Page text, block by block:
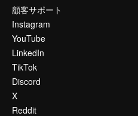
顧客サポート
Instagram
YouTube
LinkedIn
TikTok
Discord
X
Reddit